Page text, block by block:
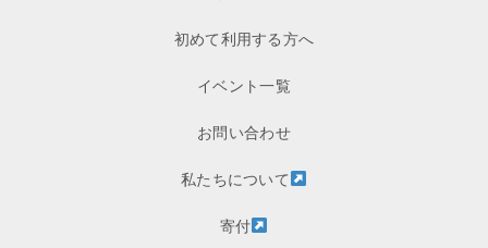
初めて利用する方へ
イベント一覧
お問い合わせ
私たちについて
寄付